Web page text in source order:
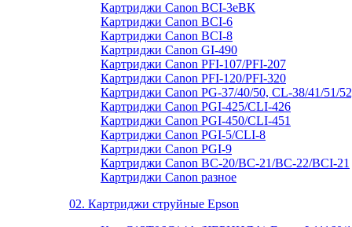
Картриджи Canon BCI-3eBК
Картриджи Canon BCI-6
Картриджи Canon BCI-8
Картриджи Canon GI-490
Картриджи Canon PFI-107/PFI-207
Картриджи Canon PFI-120/PFI-320
Картриджи Canon PG-37/40/50, CL-38/41/51/
Картриджи Canon PGI-425/CLI-426
Картриджи Canon PGI-450/CLI-451
Картриджи Canon PGI-5/CLI-8
Картриджи Canon PGI-9
Картриджи Canon ВС-20/ВС-21/ВС-22/BCI-21
Картриджи Canon разное
02. Картриджи струйные Epson